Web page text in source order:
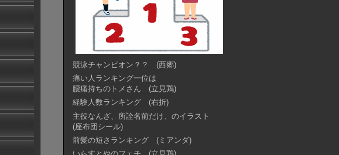
競泳チャンピオン？？ (西郷)
痛い人ランキング一位は
腰痛持ちのトメさん (立見鶏)
経験人数ランキング (右折)
主役なんざ、所詮名前だけ、のイラスト
(座布団シール)
前髪の短さランキング (ミアンダ)